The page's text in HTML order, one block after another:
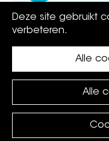
2026.
Deze site gebruikt
verbeteren.
Alle
Alle